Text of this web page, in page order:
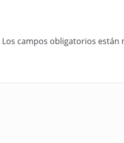
Los campos obligatorios están